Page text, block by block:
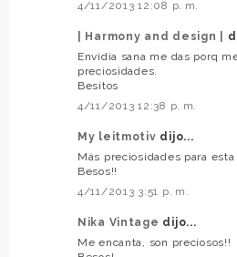
4/11/2013 12:08 p. m.
| Harmony and design |
Envidia sana me das porq
preciosidades.
Besitos
4/11/2013 12:38 p. m.
My leitmotiv dijo...
Más preciosidades para
Besos!!
4/11/2013 3:51 p. m.
Nika Vintage dijo...
Me encanta, son preciosos!!